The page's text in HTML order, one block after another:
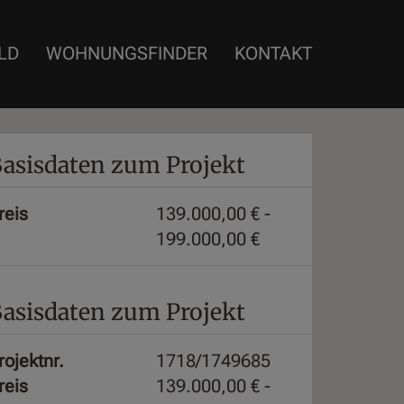
WOHNUNGSFINDER KONTAKT
zum Projekt
139.000,00 € -
199.000,00 €
zum Projekt
1718/1749685
139.000,00 € -